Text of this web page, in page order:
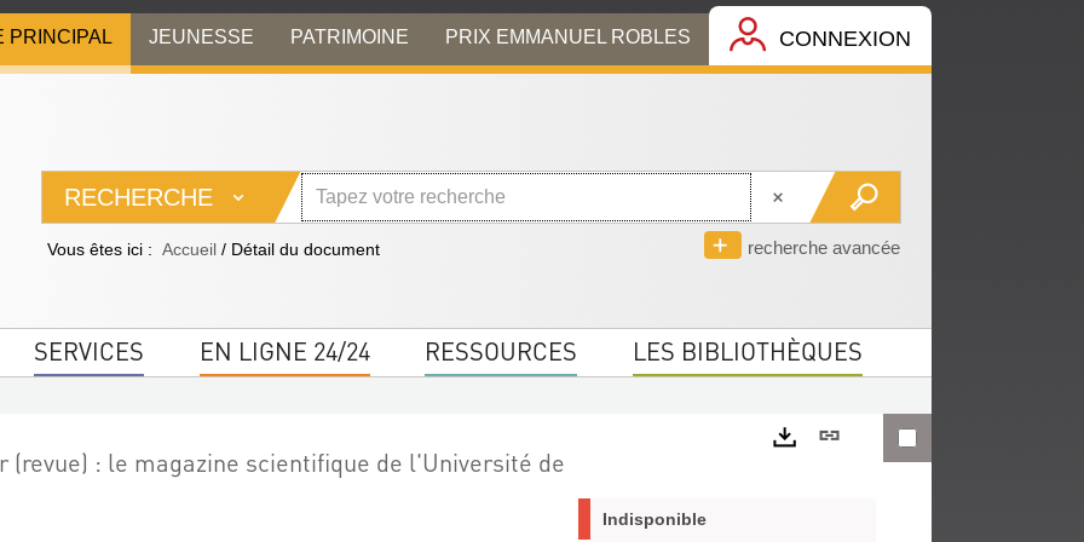
PRINCIPAL JEUNESSE PATRIMOINE PRIX EMMANUEL ROBLES CONNEXION
RECHERCHE
recherche avancée
Vous êtes ici : Accueil / Détail du document
SERVICES EN LIGNE 24/24 RESSOURCES LES BIBLIOTHÈQUES
(revue) : le magazine scientifique de l'Université de
Lien
Indisponible